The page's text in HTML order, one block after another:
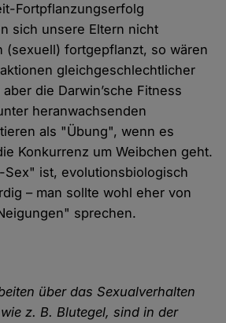
Fortpflanzungserfolg
sich unsere Eltern nicht
(sexuell) fortgepflanzt, so wären
gleichgeschlechtlicher
die Darwin’sche Fitness
heranwachsenden
als "Übung", wenn es
Konkurrenz um Weibchen geht.
Sex" ist, evolutionsbiologisch
– man sollte wohl eher von
sprechen.
über das Sexualverhalten
z. B. Blutegel, sind in der